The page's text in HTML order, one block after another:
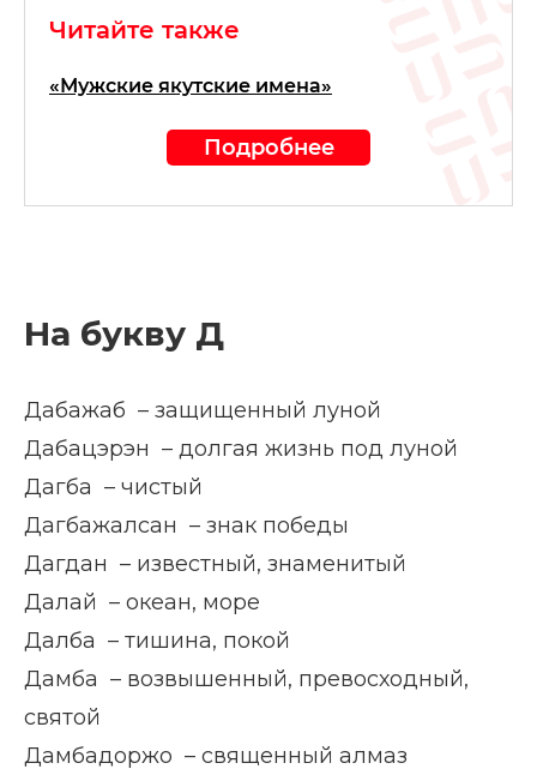
Читайте также
«Мужские якутские имена»
Подробнее
На букву Д
Дабажаб – защищенный луной
Дабацэрэн – долгая жизнь под луной
Дагба – чистый
Дагбажалсан – знак победы
Дагдан – известный, знаменитый
Далай – океан, море
Далба – тишина, покой
Дамба – возвышенный, превосходный,
святой
Дамбадоржо – священный алмаз